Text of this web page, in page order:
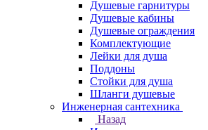
Душевые гарнитуры
Душевые кабины
Душевые ограждения
Комплектующие
Лейки для душа
Поддоны
Стойки для душа
Шланги душевые
Инженерная сантехника
Назад